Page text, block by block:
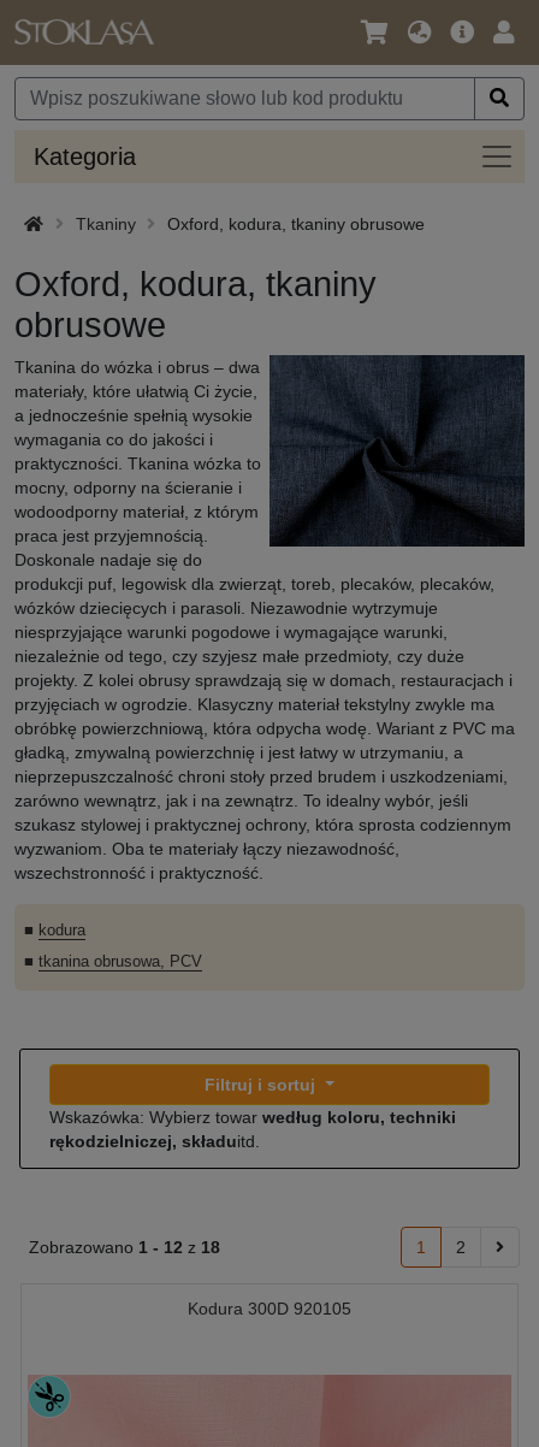
Język
Waluta
Oferta
Kategoria
Tkaniny Oxford, kodura, tkaniny obrusowe
Oxford, kodura, tkaniny
obrusowe
Tkanina do wózka i obrus – dwa
materiały, które ułatwią Ci życie,
a jednocześnie spełnią wysokie
wymagania co do jakości i
praktyczności. Tkanina wózka to
mocny, odporny na ścieranie i
wodoodporny materiał, z którym
praca jest przyjemnością.
Doskonale nadaje się do
produkcji puf, legowisk dla zwierząt, toreb, plecaków, plecaków,
wózków dziecięcych i parasoli. Niezawodnie wytrzymuje
niesprzyjające warunki pogodowe i wymagające warunki,
niezależnie od tego, czy szyjesz małe przedmioty, czy duże
projekty. Z kolei obrusy sprawdzają się w domach, restauracjach i
przyjęciach w ogrodzie. Klasyczny materiał tekstylny zwykle ma
obróbkę powierzchniową, która odpycha wodę. Wariant z PVC ma
gładką, zmywalną powierzchnię i jest łatwy w utrzymaniu, a
nieprzepuszczalność chroni stoły przed brudem i uszkodzeniami,
zarówno wewnątrz, jak i na zewnątrz. To idealny wybór, jeśli
szukasz stylowej i praktycznej ochrony, która sprosta codziennym
wyzwaniom. Oba te materiały łączy niezawodność,
wszechstronność i praktyczność.
■ kodura
■ tkanina obrusowa, PCV
Filtruj i sortuj
Wskazówka: Wybierz towar według koloru, techniki
rękodzielniczej, składuitd.
Zobrazowano 1 - 12 z 18 1 2
Kodura 300D 920105